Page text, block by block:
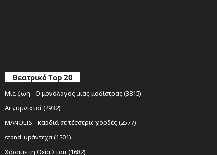
Θεατρικό Top 20
Μια ζωή - Ο μονόλογος μιας μοδίστρας (3815)
Αι γυμνισταί (2932)
MANOLIS - καρδιά σε τέσσερις χορδές (2577)
stand-upάντεχα (1701)
Χάσαμε τη Θεία Στοπ (1682)